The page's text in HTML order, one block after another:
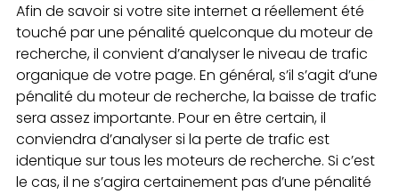
Afin de savoir si votre site internet a réellement été
touché par une pénalité quelconque du moteur de
recherche, il convient d’analyser le niveau de trafic
organique de votre page. En général, s’il s’agit d’une
pénalité du moteur de recherche, la baisse de trafic
sera assez importante. Pour en être certain, il
conviendra d’analyser si la perte de trafic est
identique sur tous les moteurs de recherche. Si c’est
le cas, il ne s’agira certainement pas d’une pénalité